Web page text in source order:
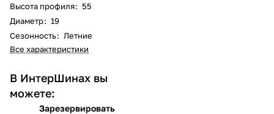
Высота профиля: 55
Диаметр: 19
Сезонность: Летние
Все характеристики
В ИнтерШинах вы
можете:
Зарезервировать